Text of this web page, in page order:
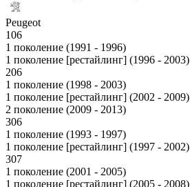
Peugeot
106
1 поколение (1991 - 1996)
1 поколение [рестайлинг] (1996 - 2003)
206
1 поколение (1998 - 2003)
1 поколение [рестайлинг] (2002 - 2009)
2 поколение (2009 - 2013)
306
1 поколение (1993 - 1997)
1 поколение [рестайлинг] (1997 - 2002)
307
1 поколение (2001 - 2005)
1 поколение [рестайлинг] (2005 - 2008)